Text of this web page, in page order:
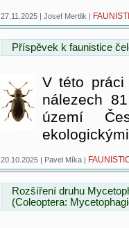
27.11.2025 | Josef Mertlik |
Příspěvek k faunistice
V této práci
nálezech
území
20.10.2025 | Pavel Míka |
Rozšíření druhu
(Coleoptera: